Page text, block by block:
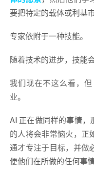
要把特定的载体或利基市
专家依附于一种技能。
随着技术的进步，技能
我们现在不这么看，
业。
AI 正在做同样的事情，
的人将会非常恼火，正
通才专注于目标，并做
便他们在所做的任何事